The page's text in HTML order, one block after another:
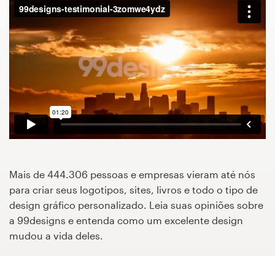
Mais de 444.306 pessoas e empresas vieram até nós
para criar seus logotipos, sites, livros e todo o tipo de
design gráfico personalizado. Leia suas opiniões sobre
a 99designs e entenda como um excelente design
mudou a vida deles.
Concursos de designs
Projetos 1-para-1
Encontre um designer
Veja inspirações
99designs Pro
Quero